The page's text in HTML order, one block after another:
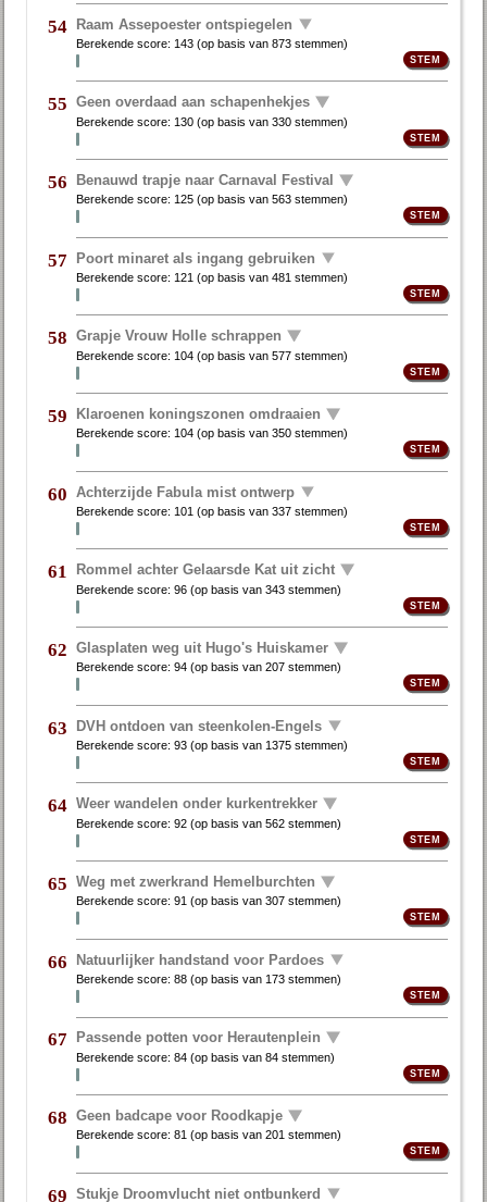
54 Raam Assepoester ontspiegelen
Berekende score: 143 (op basis van873 stemmen)
55 Geen overdaad aan schapenhekjes
Berekende score: 130 (op basis van330 stemmen)
56 Benauwd trapje naar Carnaval Festival
Berekende score: 125 (op basis van563 stemmen)
57 Poort minaret als ingang gebruiken
Berekende score: 121 (op basis van481 stemmen)
58 Grapje Vrouw Holle schrappen
Berekende score: 104 (op basis van577 stemmen)
59 Klaroenen koningszonen omdraaien
Berekende score: 104 (op basis van350 stemmen)
60 Achterzijde Fabula mist ontwerp
Berekende score: 101 (op basis van337 stemmen)
61 Rommel achter Gelaarsde Kat uit zicht
Berekende score:96 (op basis van343 stemmen)
62 Glasplaten weg uit Hugo's Huiskamer
Berekende score:94 (op basis van207 stemmen)
63 DVH ontdoen van steenkolen-Engels
Berekende score:93 (op basis van 1375 stemmen)
64 Weer wandelen onder kurkentrekker
Berekende score:92 (op basis van562 stemmen)
65 Weg met zwerkrand Hemelburchten
Berekende score:91 (op basis van307 stemmen)
66 Natuurlijker handstand voor Pardoes
Berekende score:88 (op basis van 173 stemmen)
67 Passende potten voor Herautenplein
Berekende score:84 (op basis van84 stemmen)
68 Geen badcape voor Roodkapje
Berekende score:81 (op basis van201 stemmen)
69 Stukje Droomvlucht niet ontbunkerd